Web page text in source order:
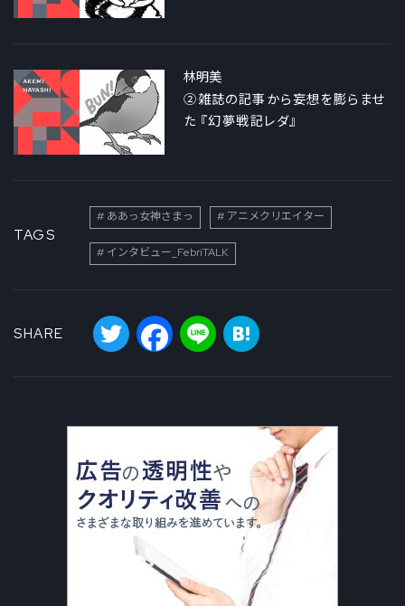
林明美
②雑誌の記事から妄想を膨らませ
た 『幻夢戦記レダ』
TAGS
ああっ女神さまっ アニメクリエイター
インタビュー_FebriTALK
SHARE
Twitter Facebook
Line